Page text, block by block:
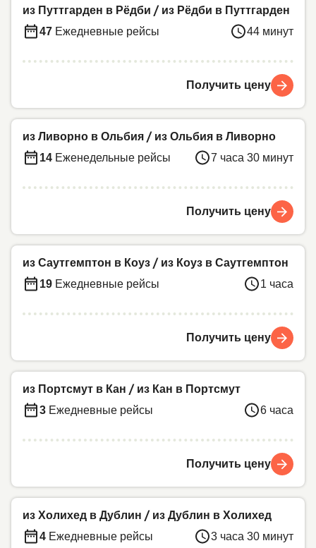
из Путтгарден в Рёдби / из Рёдби в Путтгарден
47 Ежедневные рейсы 44 минут
Получить цену
из Ливорно в Ольбия / из Ольбия в Ливорно
14 Еженедельные рейсы 7 часа 30 минут
Получить цену
из Саутгемптон в Коуз / из Коуз в Саутгемптон
19 Ежедневные рейсы 1 часа
Получить цену
из Портсмут в Кан / из Кан в Портсмут
3 Ежедневные рейсы 6 часа
Получить цену
из Холихед в Дублин / из Дублин в Холихед
4 Ежедневные рейсы 3 часа 30 минут